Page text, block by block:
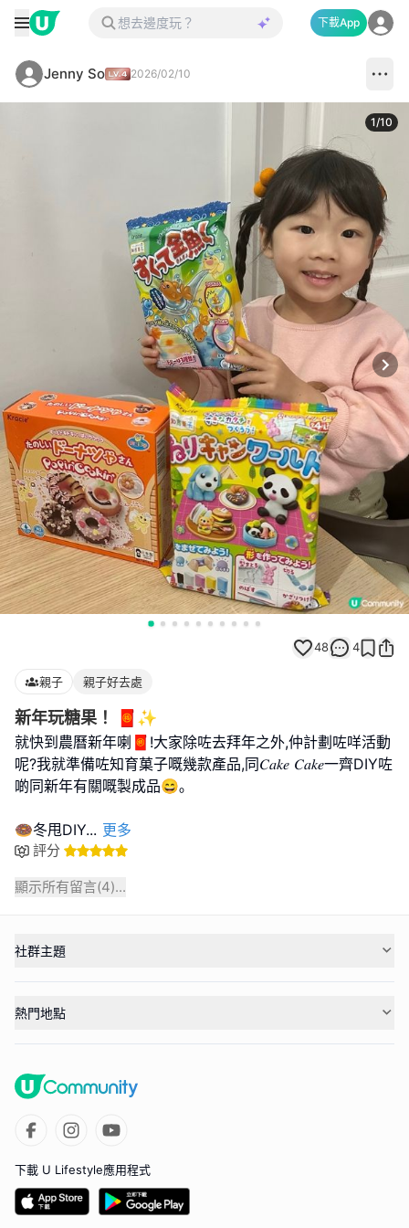
下載App
Jenny So 2026/02/10
1/10
48 4
親子 親子好去處
新年玩糖果！ 🧧✨
就快到農曆新年喇🧧!大家除咗去拜年之外,仲計劃咗咩活動
呢?我就準備咗知育菓子嘅幾款產品,同𝐶𝑎𝑘𝑒 𝐶𝑎𝑘𝑒一齊DIY咗
啲同新年有關嘅製成品😄｡
🍩冬甩DIY... 更多
評分
顯示所有留言(4)...
社群主題
熱門地點
下載 U Lifestyle應用程式